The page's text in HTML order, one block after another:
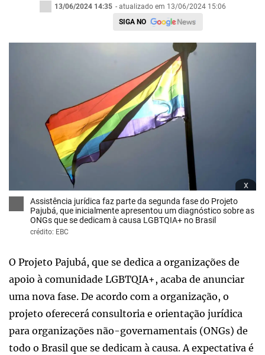
13/06/2024 14:35 - atualizado em 13/06/2024 15:06
SIGA NO
x
Assistência jurídica faz parte da segunda fase do Projeto
Pajubá, que inicialmente apresentou um diagnóstico sobre as
ONGs que se dedicam à causa LGBTQIA+ no Brasil
crédito: EBC
O Projeto Pajubá, que se dedica a organizações de
apoio à comunidade LGBTQIA+, acaba de anunciar
uma nova fase. De acordo com a organização, o
projeto oferecerá consultoria e orientação jurídica
para organizações não-governamentais (ONGs) de
todo o Brasil que se dedicam à causa. A expectativa é